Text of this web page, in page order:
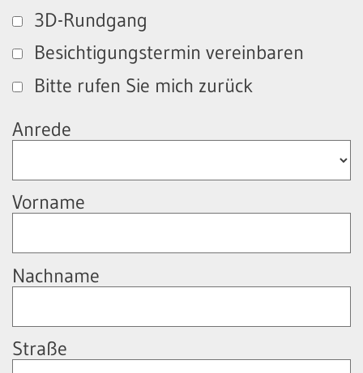
3D-Rundgang
Besichtigungstermin vereinbaren
Bitte rufen Sie mich zurück
Anrede
Vorname
Nachname
Straße